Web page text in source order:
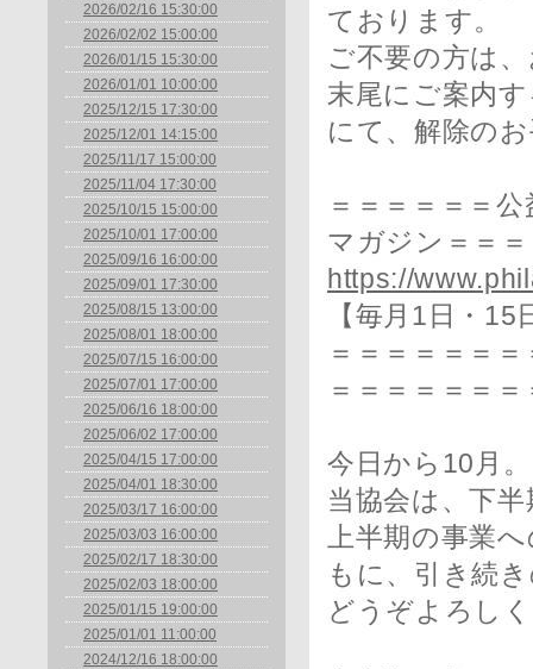
2026/02/16 15:30:00
2026/02/02 15:00:00
2026/01/15 15:30:00
2026/01/01 10:00:00
2025/12/15 17:30:00
2025/12/01 14:15:00
2025/11/17 15:00:00
2025/11/04 17:30:00
2025/10/15 15:00:00
2025/10/01 17:00:00
2025/09/16 16:00:00
2025/09/01 17:30:00
2025/08/15 13:00:00
2025/08/01 18:00:00
2025/07/15 16:00:00
2025/07/01 17:00:00
2025/06/16 18:00:00
2025/06/02 17:00:00
2025/04/15 17:00:00
2025/04/01 18:30:00
2025/03/17 16:00:00
2025/03/03 16:00:00
2025/02/17 18:30:00
2025/02/03 18:00:00
2025/01/15 19:00:00
2025/01/01 11:00:00
2024/12/16 18:00:00
ております。
ご不要の方は
末尾にご案内
にて、解除の
＝＝＝＝＝＝
マガジン＝＝
https://
【毎月1日・15
＝＝＝＝＝＝
＝＝＝＝＝＝＝
今日から10月。
当協会は、下
上半期の事業
もに、引き続
どうぞよろし